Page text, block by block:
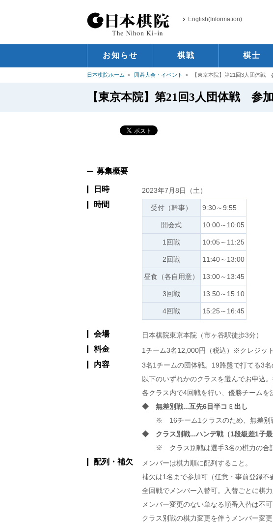
English(Information)
お知らせ 棋戦 棋士
日本棋院ホーム 囲碁大会・イベント 【東京本院】第21回3人団体戦
【東京本院】第21回3人団体戦 参
募集概要
日時 2023年7月8日（土）
時間 受付（幹事） 9:30～9:55
開会式 10:00～10:05
1回戦 10:05～11:25
2回戦 11:40～13:00
昼食（各自用意） 13:00～13:45
3回戦 13:50～15:10
4回戦 15:25～16:45
会場 日本棋院東京本院（市ヶ谷駅徒歩3分）
料金 1チーム3名12,000円（税込）※クレジッ
内容
3名1チームの団体戦。19路盤で打てる3名
以下のいずれかのクラスを選んでお申込
各クラス内で4回戦を行い、優勝チームを
◆ 無差別戦...互先6目半コミ出し
※ 16チーム1クラスのため、無差別
◆ クラス別戦...ハンデ戦（1段級差1子最
※ クラス別戦は選手3名の棋力の合
配列・補欠
メンバーは棋力順に配列すること。
補欠は1名まで参加可（任意・事前登録不
全回戦でメンバー入替可。入替ごとに棋力
メンバー変更のない単なる順番入替は不可
クラス別戦の棋力変更を伴うメンバー変